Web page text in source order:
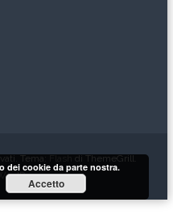
Tema:Flashdi ThemeGrill.
WordPress
dei cookie da parte nostra.
Accetto